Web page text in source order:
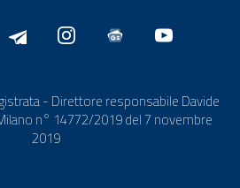
- Direttore responsabile Davide
n° 14772/2019 del 7 novembre
2019